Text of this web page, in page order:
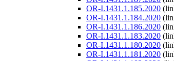
OR-I.1431.1.185.2020
OR-I.1431.1.184.2020
OR-I.1431.1.186.2020
OR-I.1431.1.183.2020
OR-I.1431.1.180.2020
OR-I.1431.1.181.2020